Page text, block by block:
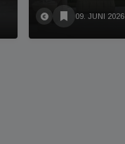
09. JUNI 2026